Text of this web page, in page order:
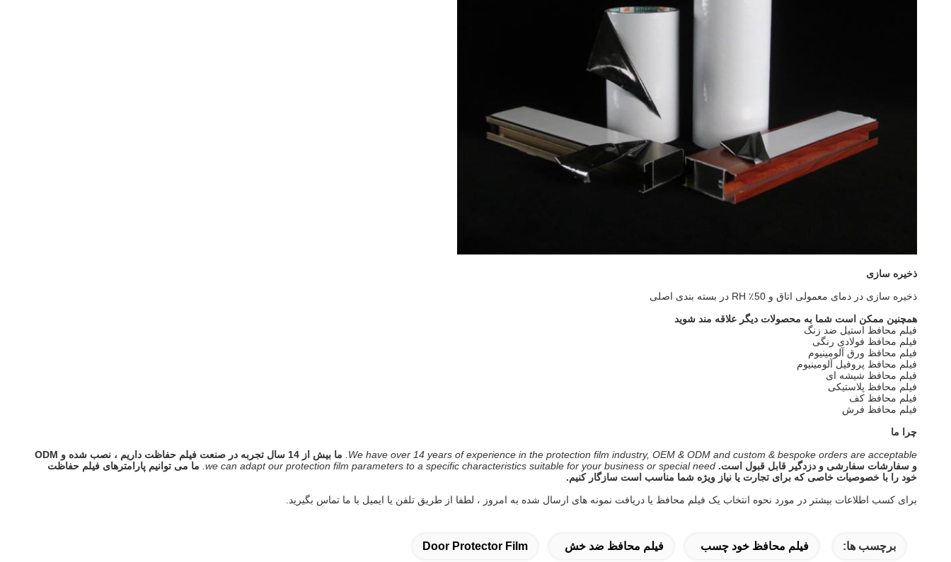
ذخیره سازی
ذخیره سازی در دمای معمولی اتاق و 50٪ RH در بسته بندی اصلی
همچنین ممکن است شما به محصولات دیگر علاقه مند شوید
فیلم محافظ استیل ضد زنگ
فیلم محافظ فولادی رنگی
فیلم محافظ ورق آلومینیوم
فیلم محافظ پروفیل آلومینیوم
فیلم محافظ شیشه ای
فیلم محافظ پلاستیکی
فیلم محافظ کف
فیلم محافظ فرش
چرا ما
We have over 14 years of experience in the protection film industry, OEM & ODM and custom & bespoke orders are acceptable.
ما بیش از 14 سال تجربه در صنعت فیلم حفاظت داریم ، نصب شده و ODM
و سفارشات سفارشی و دزدگیر قابل قبول است. we can adapt our protection film parameters to a specific characteristics suitable for your business or special need. ما می توانیم پارامترهای فیلم حفاظت
خود را با خصوصیات خاصی که برای تجارت یا نیاز ویژه شما مناسب است سازگار کنیم.
برای کسب اطلاعات بیشتر در مورد نحوه انتخاب یک فیلم محافظ یا دریافت نمونه های ارسال شده به امروز ، لطفا از طریق تلفن یا ایمیل با ما تماس بگیرید.
برچسب ها: فیلم محافظ خود چسب فیلم محافظ ضد خش Door Protector Film